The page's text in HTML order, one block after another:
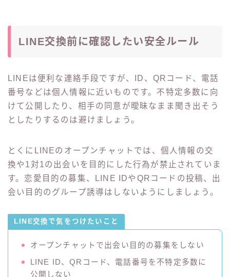
LINE交換前に確認したい安全ルール
LINEは便利な連絡手段ですが、ID、QRコード、電話
番号などは個人情報に近いものです。不特定多数に向
けて公開したり、相手の同意が曖昧なまま聞き出そう
としたりするのは避けましょう。
とくにLINEのオープンチャットでは、個人情報の交
換や1対1の出会いを目的にした行為が禁止されていま
す。恋愛目的の募集、LINE IDやQRコードの投稿、出
会い目的のグループ誘導はしないようにしましょう。
LINE交換で気をつけたいこと
オープンチャットで出会い目的の募集をしない
LINE ID、QRコード、電話番号を不特定多数に
公開しない